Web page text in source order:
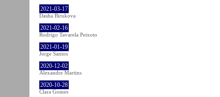
2021-03-17
Dasha Birukova
2021-02-16
Rodrigo Tavarela Peixoto
2021-01-19
Jorge Santos
2020-12-02
Alexandre Martins
2020-10-28
Clara Gomes